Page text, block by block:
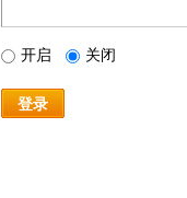
开启 关闭
登录